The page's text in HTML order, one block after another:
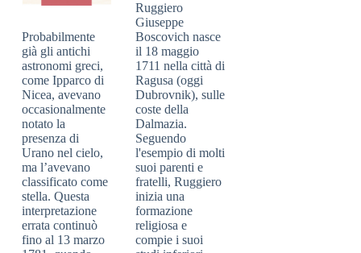
Probabilmente
già gli antichi
astronomi greci,
come Ipparco di
Nicea, avevano
occasionalmente
notato la
presenza di
Urano nel cielo,
ma l’avevano
classificato come
stella. Questa
interpretazione
errata continuò
fino al 13 marzo
Ruggiero
Giuseppe
Boscovich nasce
il 18 maggio
1711 nella città di
Ragusa (oggi
Dubrovnik), sulle
coste della
Dalmazia.
Seguendo
l'esempio di molti
suoi parenti e
fratelli, Ruggiero
inizia una
formazione
religiosa e
compie i suoi